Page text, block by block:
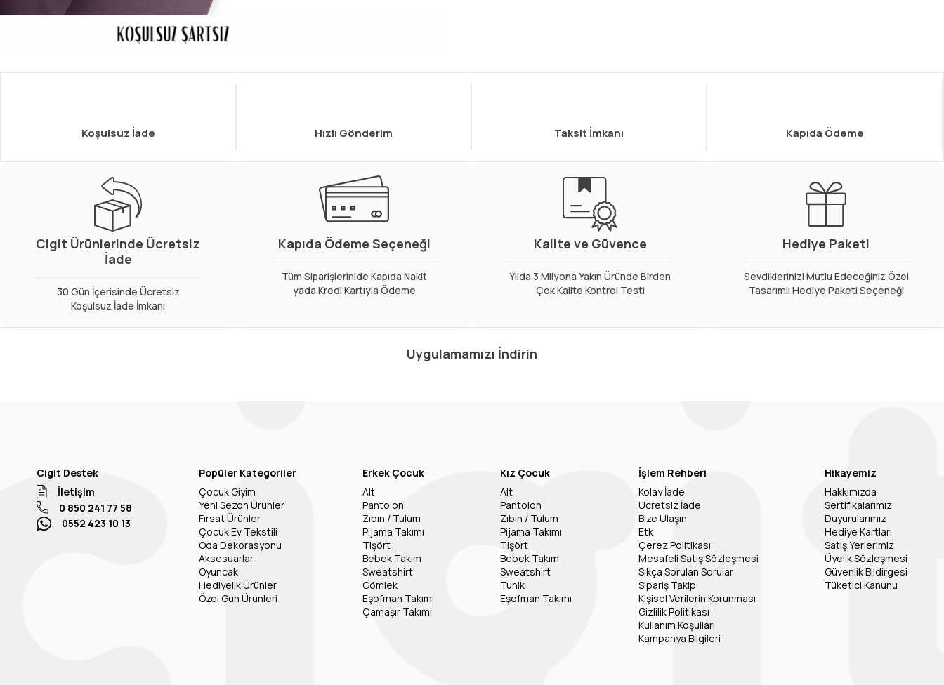
Koşulsuz İade Hızlı Gönderim Taksit İmkanı Kapıda Ödeme
Cigit Ürünlerinde Ücretsiz
İade
30 Gün İçerisinde Ücretsiz
Koşulsuz İade İmkanı
Kapıda Ödeme Seçeneği
Tüm Siparişlerinide Kapıda Nakit
yada Kredi Kartıyla Ödeme
Kalite ve Güvence
Yılda 3 Milyona Yakın Üründe Birden
Çok Kalite Kontrol Testi
Hediye Paketi
Sevdiklerinizi Mutlu Edeceğiniz Özel
Tasarımlı Hediye Paketi Seçeneği
Uygulamamızı İndirin
Cigit Destek
İletişim
0 850 241 77 58
0552 423 10 13
Popüler Kategoriler
Çocuk Giyim
Yeni Sezon Ürünler
Fırsat Ürünler
Çocuk Ev Tekstili
Oda Dekorasyonu
Aksesuarlar
Oyuncak
Hediyelik Ürünler
Özel Gün Ürünleri
Erkek Çocuk
Alt
Pantolon
Zıbın / Tulum
Pijama Takımı
Tişört
Bebek Takım
Sweatshirt
Gömlek
Eşofman Takımı
Çamaşır Takımı
Kız Çocuk
Alt
Pantolon
Zıbın / Tulum
Pijama Takımı
Tişört
Bebek Takım
Sweatshirt
Tunik
Eşofman Takımı
İşlem Rehberi
Kolay İade
Ücretsiz İade
Bize Ulaşın
Etk
Çerez Politikası
Mesafeli Satış Sözleşmesi
Sıkça Sorulan Sorular
Sipariş Takip
Kişisel Verilerin Korunması
Gizlilik Politikası
Kullanım Koşulları
Kampanya Bilgileri
Hikayemiz
Hakkımızda
Sertifikalarımız
Duyurularımız
Hediye Kartları
Satış Yerlerimiz
Üyelik Sözleşmesi
Güvenlik Bildirgesi
Tüketici Kanunu